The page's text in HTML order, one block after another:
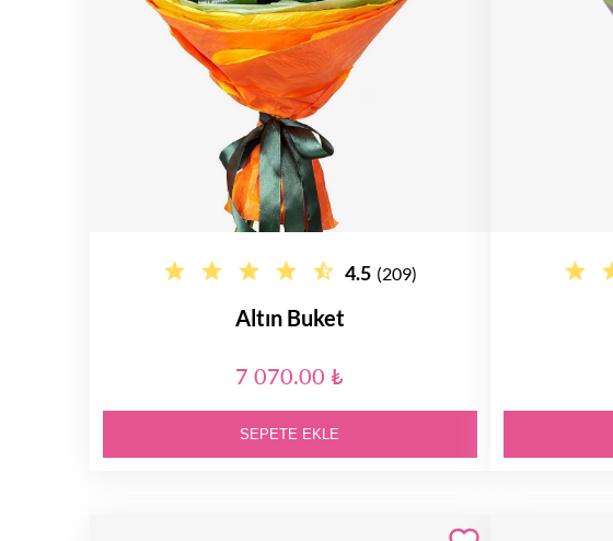
4.5 (209)
Altın Buket
7 070.00 ₺
SEPETE EKLE